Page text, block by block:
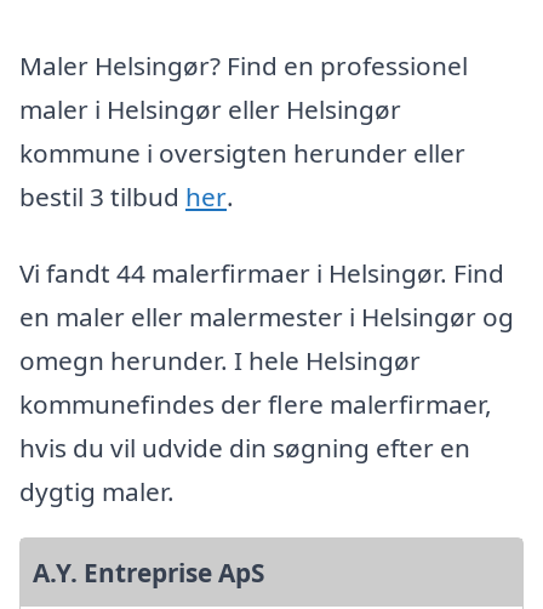
Maler Helsingør? Find en professionel
maler i Helsingør eller Helsingør
kommune i oversigten herunder eller
bestil 3 tilbud her.
Vi fandt 44 malerfirmaer i Helsingør. Find
en maler eller malermester i Helsingør og
omegn herunder. I hele Helsingør
kommunefindes der flere malerfirmaer,
hvis du vil udvide din søgning efter en
dygtig maler.
A.Y. Entreprise ApS